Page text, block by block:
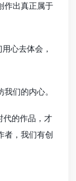
作出真正属于
心去体会，
们的内心。
代的作品，才
者，我们有创